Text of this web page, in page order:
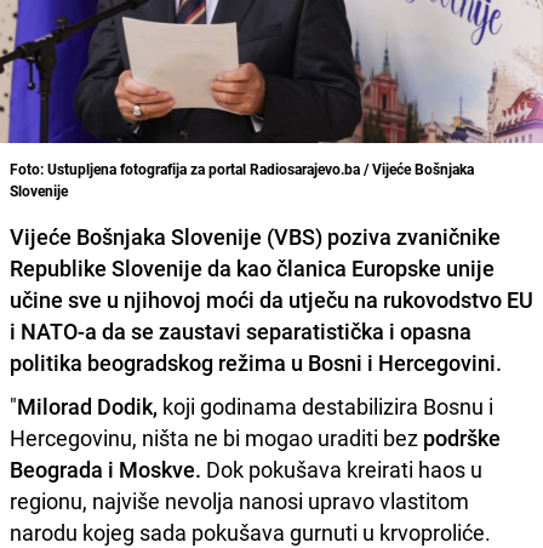
Foto: Ustupljena fotografija za portal Radiosarajevo.ba / Vijeće Bošnjaka
Slovenije
Vijeće Bošnjaka Slovenije (VBS) poziva zvaničnike
Republike Slovenije da kao članica Europske unije
učine sve u njihovoj moći da utječu na rukovodstvo EU
i NATO-a da se zaustavi separatistička i opasna
politika beogradskog režima u Bosni i Hercegovini.
"Milorad Dodik, koji godinama destabilizira Bosnu i
Hercegovinu, ništa ne bi mogao uraditi bez podrške
Beograda i Moskve. Dok pokušava kreirati haos u
regionu, najviše nevolja nanosi upravo vlastitom
narodu kojeg sada pokušava gurnuti u krvoproliće.